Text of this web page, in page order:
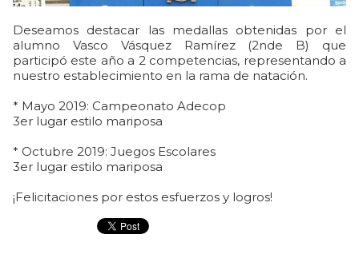
Deseamos destacar las medallas obtenidas por el
alumno Vasco Vásquez Ramírez (2nde B) que
participó este año a 2 competencias, representando a
nuestro establecimiento en la rama de natación.
* Mayo 2019: Campeonato Adecop
3er lugar estilo mariposa
* Octubre 2019: Juegos Escolares
3er lugar estilo mariposa
¡Felicitaciones por estos esfuerzos y logros!